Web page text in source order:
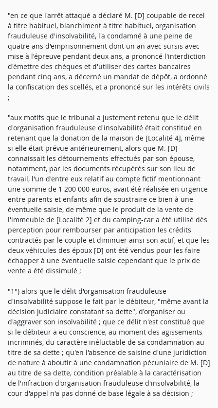
"en ce que l'arrêt attaqué a déclaré M. [D] coupable de recel
à titre habituel, blanchiment à titre habituel, organisation
frauduleuse d'insolvabilité, l'a condamné à une peine de
quatre ans d'emprisonnement dont un an avec sursis avec
mise à l'épreuve pendant deux ans, a prononcé l'interdiction
d'émettre des chèques et d'utiliser des cartes bancaires
pendant cinq ans, a décerné un mandat de dépôt, a ordonné
la confiscation des scellés, et a prononcé sur les intérêts civils
;
"aux motifs que le tribunal a justement retenu que le délit
d'organisation frauduleuse d'insolvabilité était constitué en
retenant que la donation de la maison de [Localité 4], même
si elle était prévue antérieurement, alors que M. [D]
connaissait les détournements effectués par son épouse,
notamment, par les documents récupérés sur son lieu de
travail, l'un d'entre eux relatif au compte fictif mentionnant
une somme de 1 200 000 euros, avait été réalisée en urgence
entre parents et enfants afin de soustraire ce bien à une
éventuelle saisie, de même que le produit de la vente de
l'immeuble de [Localité 2] et du camping-car a été utilisé dès
perception pour rembourser par anticipation les crédits
contractés par le couple et diminuer ainsi son actif, et que les
deux véhicules des époux [D] ont été vendus pour les faire
échapper à une éventuelle saisie cependant que le prix de
vente a été dissimulé ;
"1°) alors que le délit d'organisation frauduleuse
d'insolvabilité suppose le fait par le débiteur, "même avant la
décision judiciaire constatant sa dette", d'organiser ou
d'aggraver son insolvabilité ; que ce délit n'est constitué que
si le débiteur a eu conscience, au moment des agissements
incriminés, du caractère inéluctable de sa condamnation au
titre de sa dette ; qu'en l'absence de saisine d'une juridiction
de nature à aboutir à une condamnation pécuniaire de M. [D]
au titre de sa dette, condition préalable à la caractérisation
de l'infraction d'organisation frauduleuse d'insolvabilité, la
cour d'appel n'a pas donné de base légale à sa décision ;